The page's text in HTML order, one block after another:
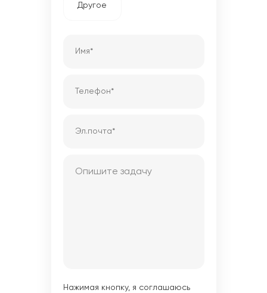
Другое
Нажимая кнопку, я соглашаюсь